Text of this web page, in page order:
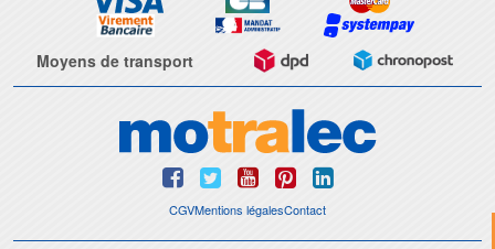
Moyens de transport
CGVMentions légalesContact